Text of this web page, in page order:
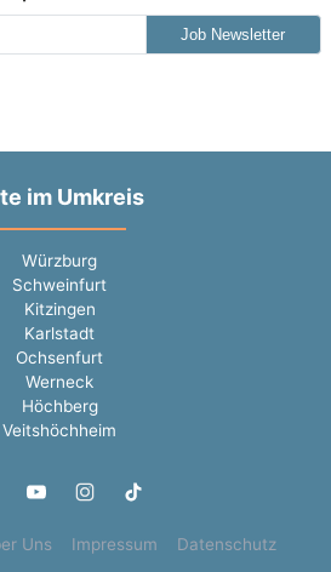
Job Newsletter
im Umkreis
Würzburg
Schweinfurt
Kitzingen
Karlstadt
Ochsenfurt
Werneck
Höchberg
Veitshöchheim
Uns Impressum Datenschutz